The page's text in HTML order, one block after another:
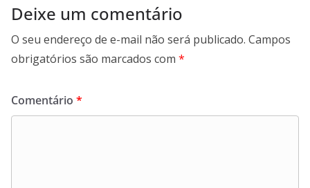
Deixe um comentário
O seu endereço de e-mail não será publicado. Campos
obrigatórios são marcados com *
Comentário *